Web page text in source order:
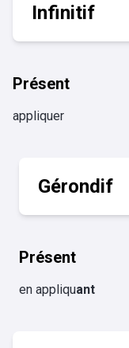
Infinitif
Présent
appliquer
Gérondif
Présent
en appliquant